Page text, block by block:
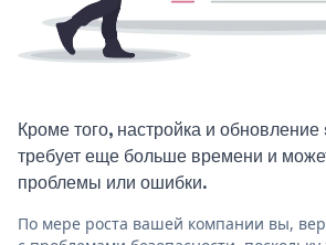
Кроме того, настройка и
требует еще больше времени и
проблемы или ошибки.
По мере роста вашей компании вы,